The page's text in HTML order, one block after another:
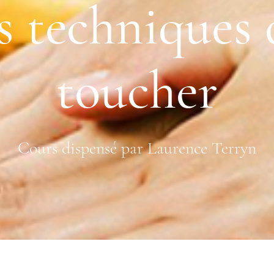
techniques
toucher
Cours dispensé par Laurence Terryn